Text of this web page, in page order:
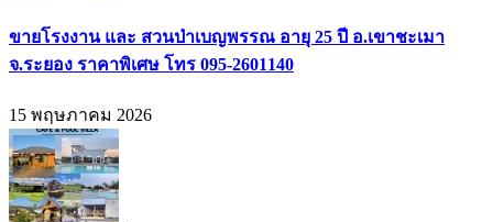
ขายโรงงาน และ สวนป่าเบญพรรณ อายุ 25 ปี อ.เขาชะเมา
จ.ระยอง ราคาพิเศษ โทร 095-2601140
15 พฤษภาคม 2026